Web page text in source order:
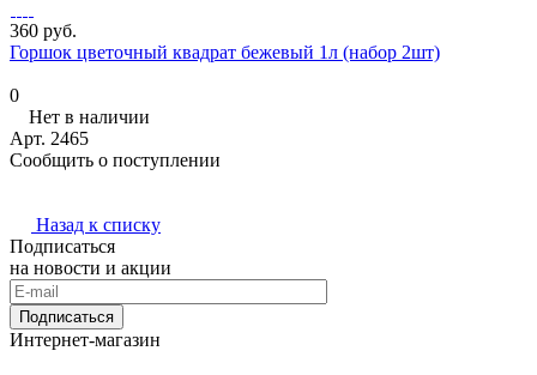
360 руб.
Горшок цветочный квадрат бежевый 1л (набор 2шт)
0
Нет в наличии
Арт. 2465
Сообщить о поступлении
Назад к списку
Подписаться
на новости и акции
Подписаться
Интернет-магазин